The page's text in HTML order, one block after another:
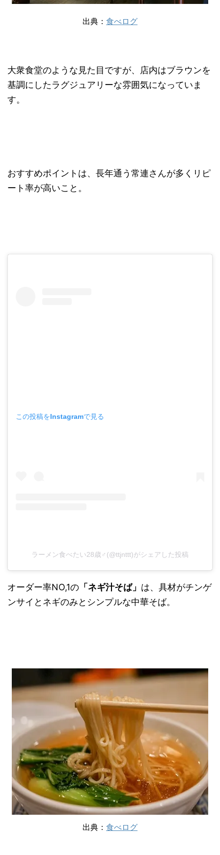
出典： 食べログ
大衆食堂のような見た目ですが、店内はブラウンを
基調にしたラグジュアリーな雰囲気になっていま
す。
おすすめポイントは、長年通う常連さんが多くリピ
ート率が高いこと。
この投稿をInstagramで見る
ラーメン食べたい28歳♂(@ttjnttt)がシェアした投稿
オーダー率NO,1の 「ネギ汁そば」 は、具材がチンゲ
ンサイとネギのみとシンプルな中華そば。
出典： 食べログ